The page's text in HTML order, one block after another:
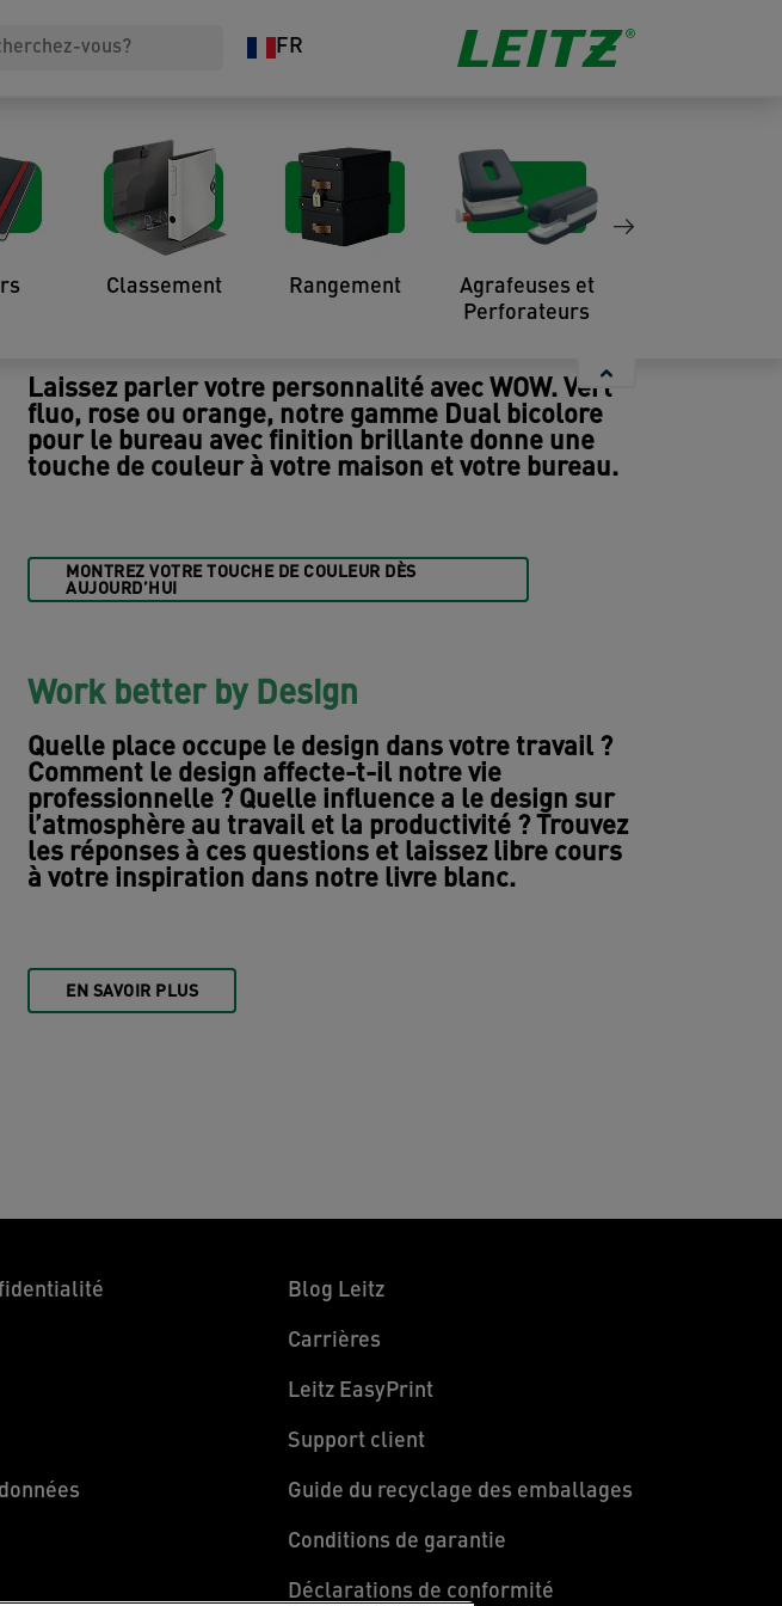
FR
Classement Rangement
Agrafeuses et
Perforateurs
pour laquelle le design est un aspect essentiel
la forme et la couleur de manière à créer un
plus de confort en voyages d'affaires et plus
au quotidien.
Laissez parler votre personnalité avec WOW. Vert
fluo, rose ou orange, notre gamme Dual bicolore
pour le bureau avec finition brillante donne une
touche de couleur à votre maison et votre bureau.
MONTREZ VOTRE TOUCHE DE COULEUR DÈS
AUJOURD’HUI
Work better by Design
Quelle place occupe le design dans votre travail ?
Comment le design affecte-t-il notre vie
professionnelle ? Quelle influence a le design sur
l’atmosphère au travail et la productivité ? Trouvez
les réponses à ces questions et laissez libre cours
à votre inspiration dans notre livre blanc.
EN SAVOIR PLUS
Blog Leitz
Carrières
Leitz EasyPrint
Support client
Guide du recyclage des emballages
Conditions de garantie
Déclarations de conformité